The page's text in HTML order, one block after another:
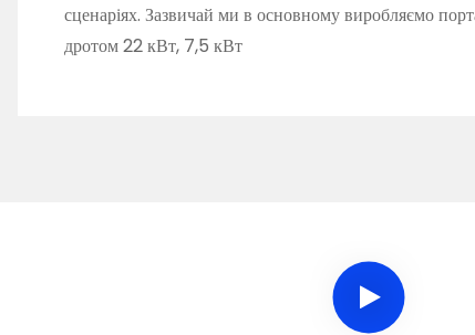
сценаріях. Зазвичай ми в основному виробляємо
дротом 22 кВт, 7,5 кВт